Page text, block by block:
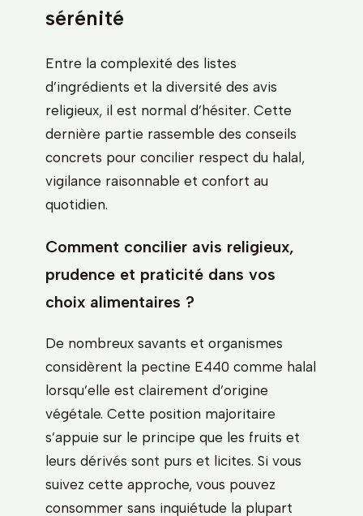
sérénité
Entre la complexité des listes
d’ingrédients et la diversité des avis
religieux, il est normal d’hésiter. Cette
dernière partie rassemble des conseils
concrets pour concilier respect du halal,
vigilance raisonnable et confort au
quotidien.
Comment concilier avis religieux,
prudence et praticité dans vos
choix alimentaires ?
De nombreux savants et organismes
considèrent la pectine E440 comme halal
lorsqu’elle est clairement d’origine
végétale. Cette position majoritaire
s’appuie sur le principe que les fruits et
leurs dérivés sont purs et licites. Si vous
suivez cette approche, vous pouvez
consommer sans inquiétude la plupart